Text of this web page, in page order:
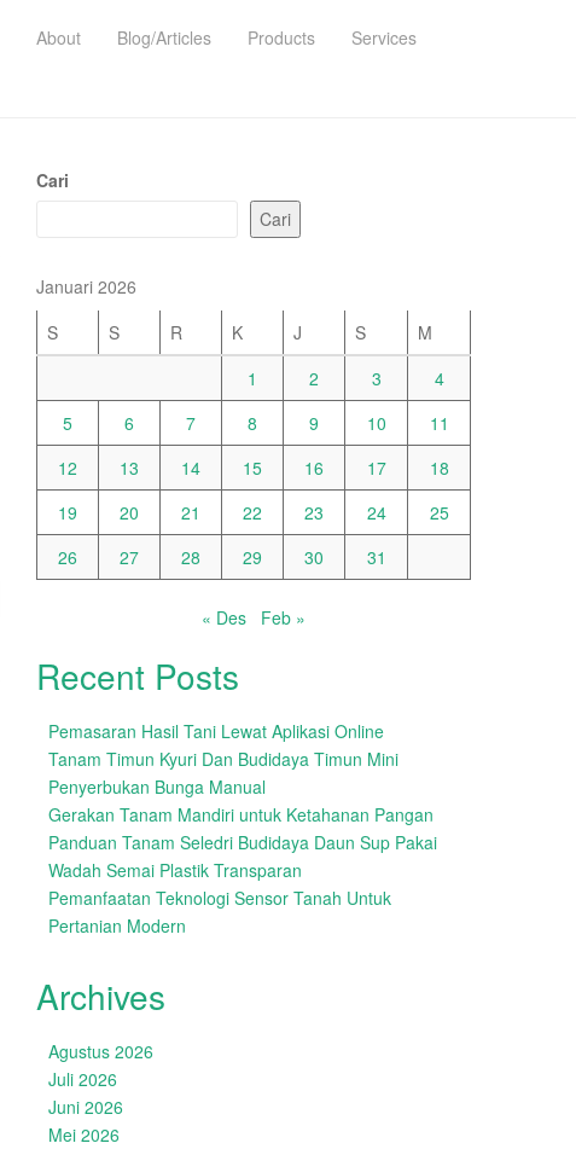
About Blog/Articles Products Services
Cari
Cari
Januari 2026
S
S R K J S
M
1
2 3
4
5
6 7 8 9 10
11
12
13 14 15 16 17
18
19
20 21 22 23 24
25
26
27 28 29 30 31
« Des Feb »
Recent Posts
Pemasaran Hasil Tani Lewat Aplikasi Online
Tanam Timun Kyuri Dan Budidaya Timun Mini
Penyerbukan Bunga Manual
Gerakan Tanam Mandiri untuk Ketahanan Pangan
Panduan Tanam Seledri Budidaya Daun Sup Pakai
Wadah Semai Plastik Transparan
Pemanfaatan Teknologi Sensor Tanah Untuk
Pertanian Modern
Archives
Agustus 2026
Juli 2026
Juni 2026
Mei 2026